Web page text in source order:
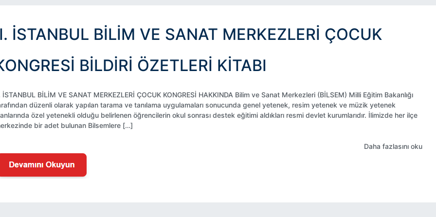
İSTANBUL BILIM VE SANAT MERKEZLERI ÇOCUK
BILDIRI ÖZETLERI KITABI
İSTANBUL BİLİM VE SANAT MERKEZLERİ ÇOCUK KONGRESİ HAKKINDA Bilim ve Sanat Merkezleri (BİLSEM) Milli Eğitim Bakanlığı
düzenli olarak yapılan tarama ve tanılama uygulamaları sonucunda genel yetenek, resim yetenek ve müzik yetenek
özel yetenekli olduğu belirlenen öğrencilerin okul sonrası destek eğitimi aldıkları resmi devlet kurumlarıdır. İlimizde her ilçe
bir adet bulunan Bilsemlere […]
Daha fazlasını oku